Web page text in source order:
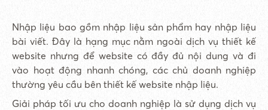
Nhập liệu bao gồm nhập liệu sản phẩm hay nhập liệu
bài viết. Đây là hạng mục nằm ngoài dịch vụ thiết kế
website nhưng để website có đầy đủ nội dung và đi
vào hoạt động nhanh chóng, các chủ doanh nghiệp
thường yêu cầu bên thiết kế website nhập liệu.
Giải pháp tối ưu cho doanh nghiệp là sử dụng dịch vụ